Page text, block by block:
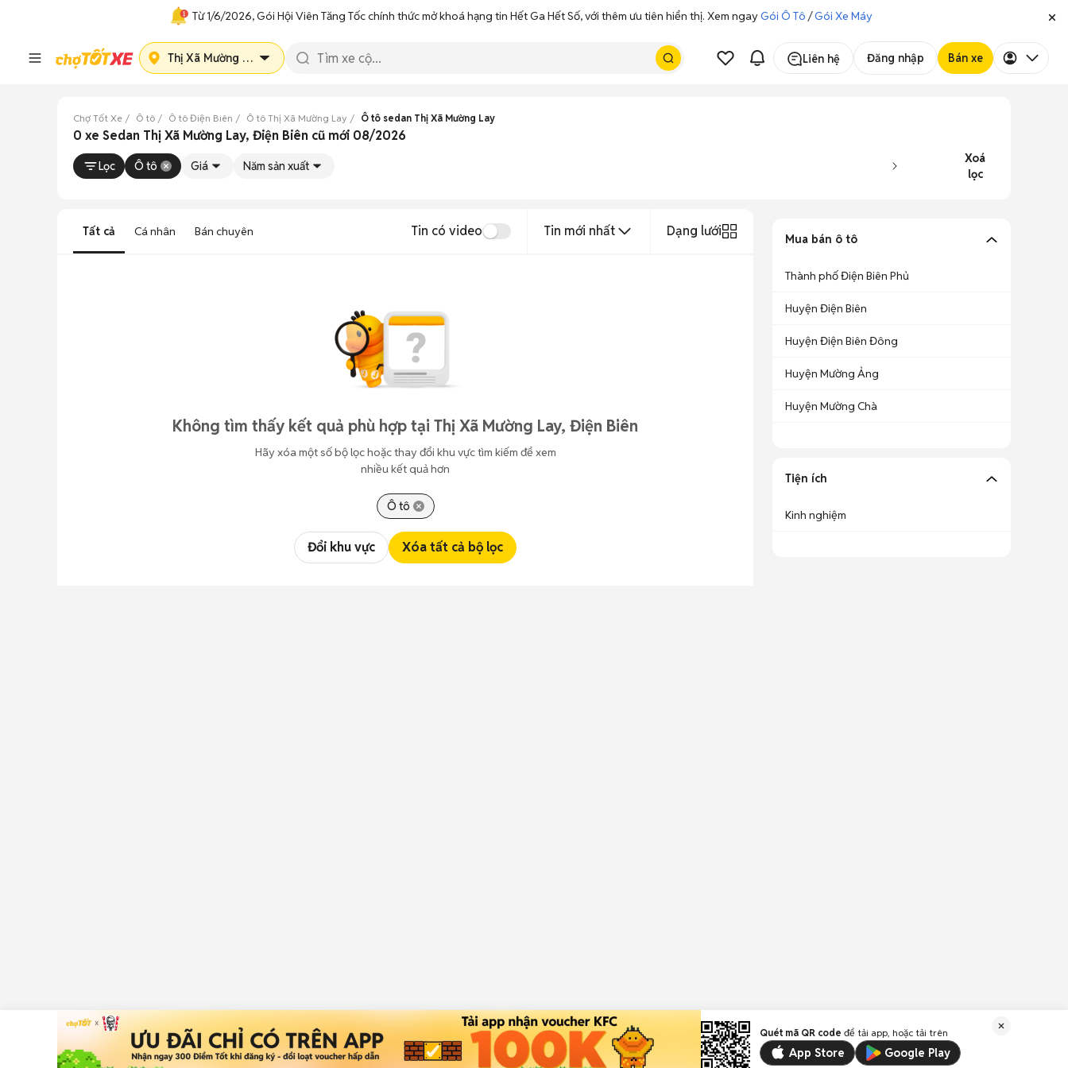
Từ 1/6/2026, Gói Hội Viên Tăng Tốc chính thức mở khoá hạng tin Hết Ga Hết Số, với thêm ưu tiên hiển thị. Xem ngayGói Ô Tô /Gói Xe Máy
Thị Xã Mường Lay Liên hệ Đăng nhập Bán xe
Chợ Tốt Xe Ô tô Ô tô Điện Biên Ô tô Thị Xã Mường Lay Ô tô sedan Thị Xã Mường Lay
0 xe Sedan Thị Xã Mường Lay, Điện Biên cũ mới 08/2026
Lọc Ô tô Giá Năm sản xuất
Xoá
lọc
Tất cả Cá nhân Bán chuyên Tin có video Tin mới nhất Dạng lưới
Không tìm thấy kết quả phù hợp tại Thị Xã Mường Lay, Điện Biên
Hãy xóa một số bộ lọc hoặc thay đổi khu vực tìm kiếm để xem
nhiều kết quả hơn
Ô tô
Đổi khu vực Xóa tất cả bộ lọc
Mua bán ô tô
Thành phố Điện Biên Phủ
Huyện Điện Biên
Huyện Điện Biên Đông
Huyện Mường Ảng
Huyện Mường Chà
Tiện ích
Kinh nghiệm
Quét mã QR code để tải app, hoặc tải trên
App Store Google Play